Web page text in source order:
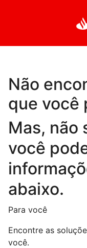
Não
que você
Mas, não
você
abaixo.
Para você
Encontre as
você.